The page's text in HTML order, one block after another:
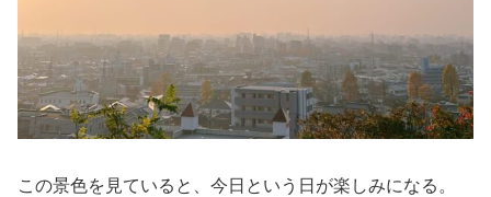
この景色を見ていると、今日という日が楽しみになる。